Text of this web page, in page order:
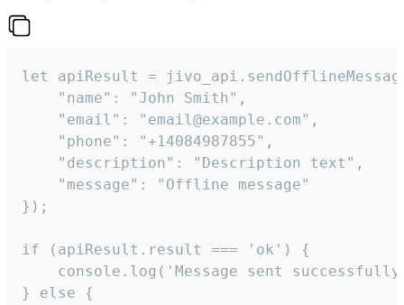
let apiResult =
    "name": "John Smith",
    "email": "email@example.com",
    "phone": "+14084987855",
    "description": "Description text",
    "message": "Offline message"
});
if (apiResult.result === 'ok') {
console.log('Message sent
} else {